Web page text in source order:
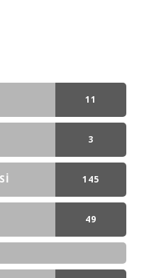
11
GÖNDERI(LER)
3
GÖNDERI(LER)
145
GÖNDERI(LER)
49